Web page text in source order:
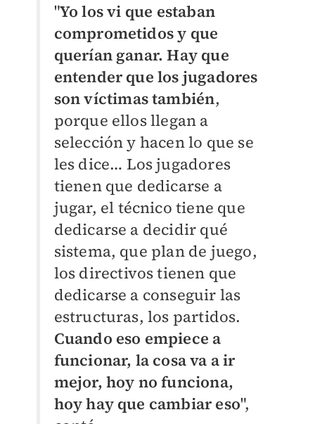
"Yo los vi que estaban
comprometidos y que
querían ganar. Hay que
entender que los jugadores
son víctimas también,
porque ellos llegan a
selección y hacen lo que se
les dice… Los jugadores
tienen que dedicarse a
jugar, el técnico tiene que
dedicarse a decidir qué
sistema, que plan de juego,
los directivos tienen que
dedicarse a conseguir las
estructuras, los partidos.
Cuando eso empiece a
funcionar, la cosa va a ir
mejor, hoy no funciona,
hoy hay que cambiar eso",